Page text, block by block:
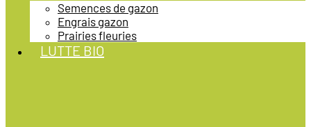
Semences de gazon
Engrais gazon
Prairies fleuries
LUTTE BIO